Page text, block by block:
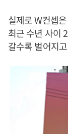
실제로 W컨셉
최근 수년 사이
갈수록 벌어지